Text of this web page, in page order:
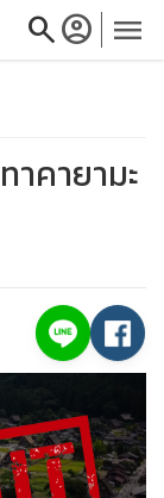
searchaccount_circle menu
าคายามะ